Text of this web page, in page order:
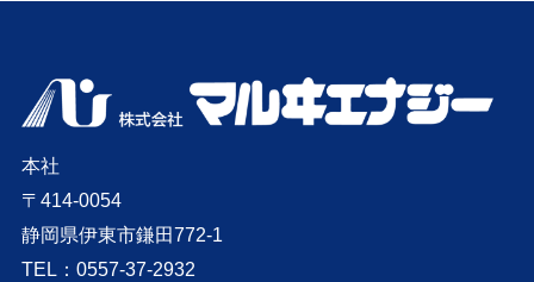
本社
〒414-0054
静岡県伊東市鎌田772-1
TEL：0557-37-2932